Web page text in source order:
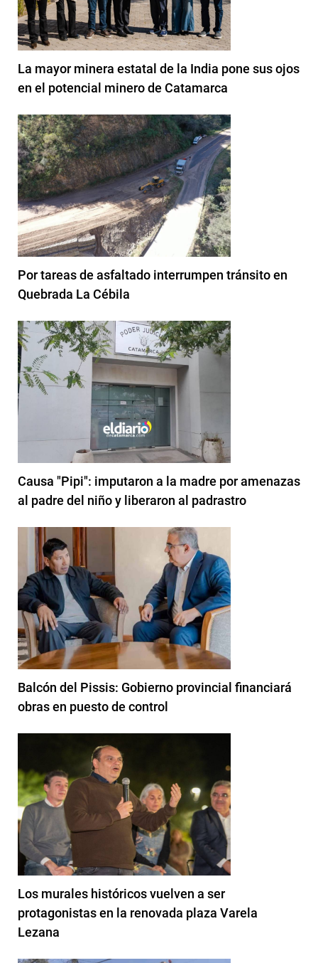
La mayor minera estatal de la India pone sus ojos
en el potencial minero de Catamarca
Por tareas de asfaltado interrumpen tránsito en
Quebrada La Cébila
Causa "Pipi": imputaron a la madre por amenazas
al padre del niño y liberaron al padrastro
Balcón del Pissis: Gobierno provincial financiará
obras en puesto de control
Los murales históricos vuelven a ser
protagonistas en la renovada plaza Varela
Lezana